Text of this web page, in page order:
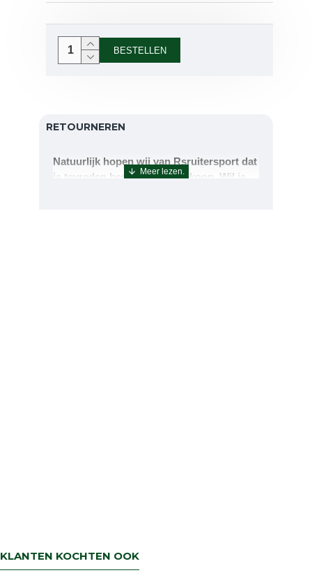
BESTELLEN
RETOURNEREN
Natuurlijk hopen wij van Rsruitersport dat
je tevreden bent met uw aankoop. Wil je
KLANTEN KOCHTEN OOK